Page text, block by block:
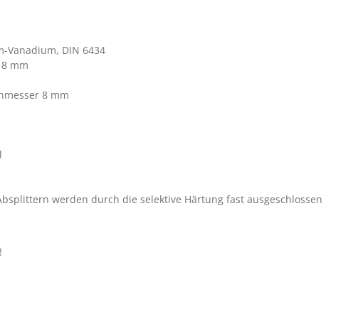
Vanadium, DIN 6434
mm
8 mm
werden durch die selektive Härtung fast ausgeschlossen